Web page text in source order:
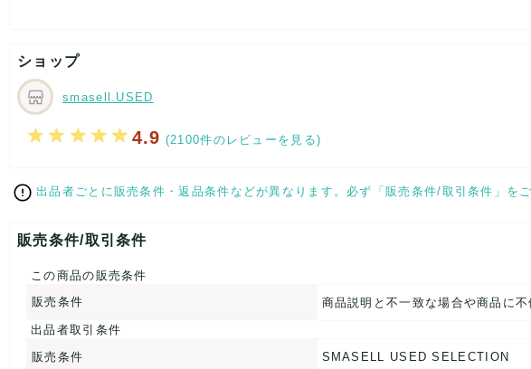
こちらはUSED品になりますが、
特記する程のダメージはなく、状態良好なお品になります。
ダメージがある場合はできる限り、撮影しておりますので、
ご確認下さいませ。
【 サイズ・容量 】
肩幅：約24cm
【 商品札 】
なし
ショップ
smasell.USED
4.9 (2100件のレビューを見る)
出品者ごとに販売条件・返品条件などが異なります。必ず「販売条件/取引条件」をご
販売条件/取引条件
この商品の販売条件
販売条件
商品説明と不一致な場合や商品に
出品者取引条件
販売条件
SMASELL USED SELECTION